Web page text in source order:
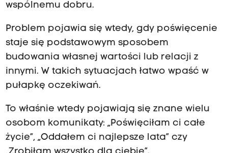
wspólnemu dobru.
Problem pojawia się wtedy, gdy poświęcenie
staje się podstawowym sposobem
budowania własnej wartości lub relacji z
innymi. W takich sytuacjach łatwo wpaść w
pułapkę oczekiwań.
To właśnie wtedy pojawiają się znane wielu
osobom komunikaty: „Poświęciłam ci całe
życie”, „Oddałem ci najlepsze lata” czy